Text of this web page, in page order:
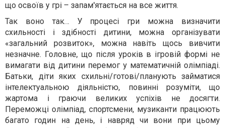
що освоїв у грі – запам'ятається на все життя.
Так воно так… У процесі гри можна визначити
схильності і здібності дитини, можна організувати
«загальний розвиток», можна навіть щось вивчити
незначне. Головне, що після уроків в ігровій формі не
вимагати від дитини перемог у математичній олімпіаді.
Батьки, діти яких схильні/готові/планують займатися
інтелектуальною діяльністю, повинні розуміти, що
жартома і граючи великих успіхів не досягти.
Переможці олімпіад, спортсмени, музиканти працюють
багато годин на день, і навряд чи вони при цьому